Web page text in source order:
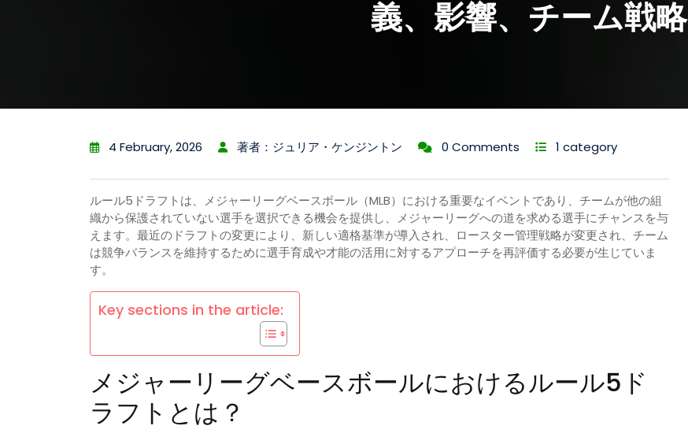
義、影響、チーム戦略
4 February, 2026 著者：ジュリア・ケンジントン 0 Comments 1 category
ルール5ドラフトは、メジャーリーグベースボール（MLB）における重要なイベントであり、チームが他の組
織から保護されていない選手を選択できる機会を提供し、メジャーリーグへの道を求める選手にチャンスを与
えます。最近のドラフトの変更により、新しい適格基準が導入され、ロースター管理戦略が変更され、チーム
は競争バランスを維持するために選手育成や才能の活用に対するアプローチを再評価する必要が生じていま
す。
Key sections in the article:
メジャーリーグベースボールにおけるルール5ド
ラフトとは？